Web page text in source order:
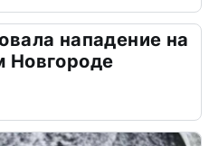
нападение на
Новгороде